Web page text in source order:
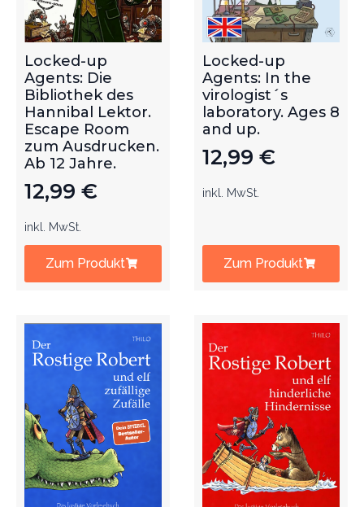
Locked-up
Agents: Die
Bibliothek des
Hannibal Lektor.
Escape Room
zum Ausdrucken.
Ab 12 Jahre.
12,99 €
inkl. MwSt.
Zum Produkt
Locked-up
Agents: In the
virologist´s
laboratory. Ages 8
and up.
12,99 €
inkl. MwSt.
Zum Produkt